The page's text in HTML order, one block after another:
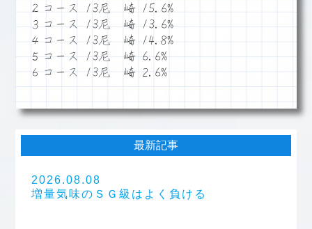
２コース 13尼 崎 15.6%
３コース 13尼 崎 13.6%
４コース 13尼 崎 14.8%
５コース 13尼 崎 6.6%
６コース 13尼 崎 2.6%
最新記事
2026.08.08
増量気味のＳＧ級はよく負ける